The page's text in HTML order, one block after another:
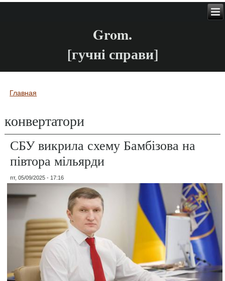
Grom.
[гучні справи]
Вы здесь
Главная
конвертатори
СБУ викрила схему Бамбізова на
півтора мільярди
пт, 05/09/2025 - 17:16